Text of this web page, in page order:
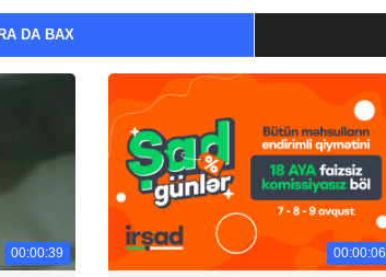
DA BAX
00:00:39 00:00:06